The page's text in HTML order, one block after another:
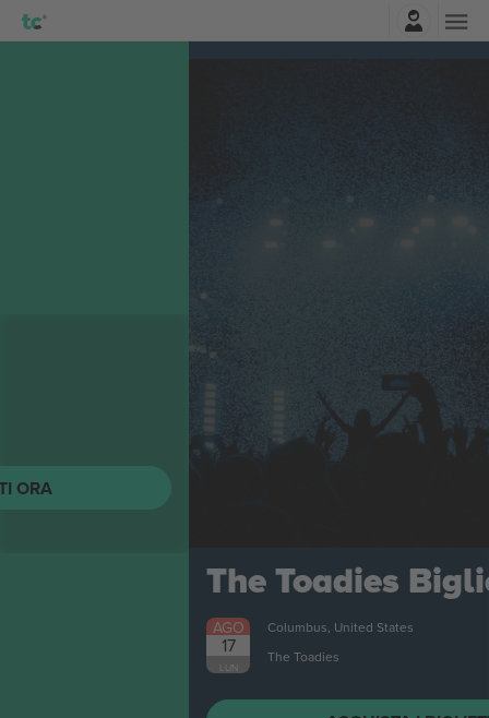
The ToadiesBiglietti
Columbus, United States